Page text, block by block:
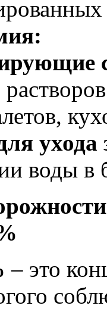
ухода
воды в
– это